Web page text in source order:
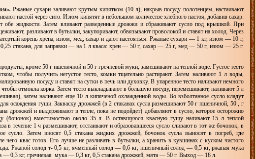
Ржаные сухари заливают крутым кипятком (10 л), накрыв посуду полотенцем, настаивают
настой через сито. Изюм кипятят в небольшом количестве хлебного настоя, добавив сахар.
жидкости. Затем вливают разведенные дрожжи и сбраживают сусло под крышкой. При
разливают в бутылки, закупоривают, обвязывают проволокой и ставят на холод. Через
корень хрена, изюм, мед, сахар и дают настояться. Ржаные сухари — 1 кг, изюм — 10 г,
стакана, для заправки — на 1 л кваса: хрен — 50 г, сахар — 25 г, мед — 50 г, изюм — 25 г.
кроме 50 г пшеничной и 50 г гречневой муки, замешивают на теплой воде. Густое тесто
чтобы получить негустое тесто, комки тщательно растирают. Затем наливают 1 л воды,
посуду и ставят на сутки в печь или духовку. В упаренное тесто наливают немного
отмокла корка. Затем тесто выкладывают в большую посуду, перемешивают, наливают 5 л
затем наливают еще 10 л кипяченой охлажденной воды. Во взболтанное сусло кладут
осаждения гущи. Закваску дрожжей (в 2 стаканах сусла размешивают 50 г пшеничной, 50 , г
дрожжей и выдерживают в тепле, пока не подойдет) добавляют в сусло, которое осторожно
(бочонок) вместимостью около 35 л. В оставшуюся квасную гущу наливают 15 л теплой
в течение 1 ч размешивают, отстаивают и образовавшееся сусло сливают в тот же бочонок, в
сусло. Затем вносят 0,5 стакана жидких дрожжей, бочонок сусла выносят в погреб, где
чего квас готов. Его лучше не разливать в бутылки, а хранить в кувшинах с куском чистого
Ржаной солод т- 0,5 кг, ячменный солод — 0,6 кг, пшеничный солод — 0,5 кг, ржаная мука
— 0,3 кг, гречневая мука — 0,3 кг, 0,5 стакана дрожжей, мята — 50 г. Выход — 18 л.